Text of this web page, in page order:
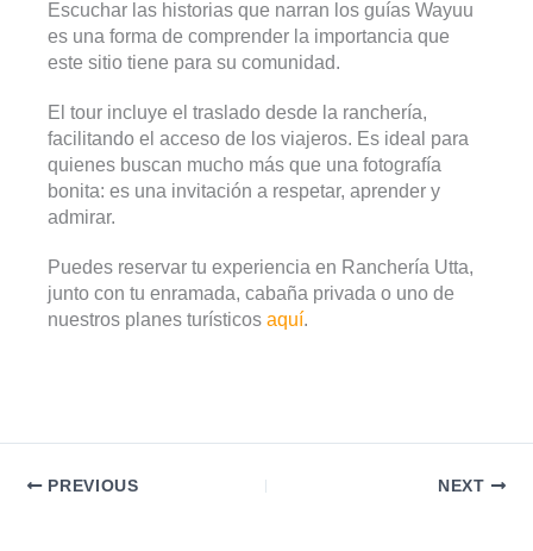
Escuchar las historias que narran los guías Wayuu
es una forma de comprender la importancia que
este sitio tiene para su comunidad.
El tour incluye el traslado desde la ranchería,
facilitando el acceso de los viajeros. Es ideal para
quienes buscan mucho más que una fotografía
bonita: es una invitación a respetar, aprender y
admirar.
Puedes reservar tu experiencia en Ranchería Utta,
junto con tu enramada, cabaña privada o uno de
nuestros planes turísticos aquí.
PREVIOUS NEXT